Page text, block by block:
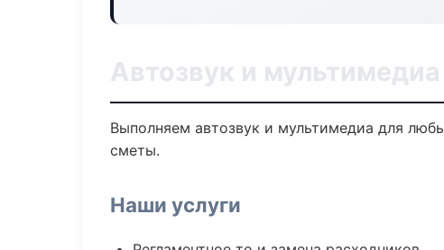
Автозвук и
Выполняем автозвук и мультимедиа для
сметы.
Наши услуги